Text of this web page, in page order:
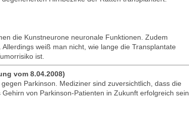
die Kunstneurone neuronale Funktionen. Zudem
weiß man nicht, wie lange die Transplantate
ist.
vom 8.04.2008)
Parkinson. Mediziner sind zuversichtlich, dass die
von Parkinson-Patienten in Zukunft erfolgreich sein